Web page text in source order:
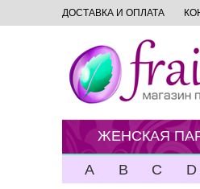
ДОСТАВКА И ОПЛАТА
ЖЕНСКАЯ
A B C D